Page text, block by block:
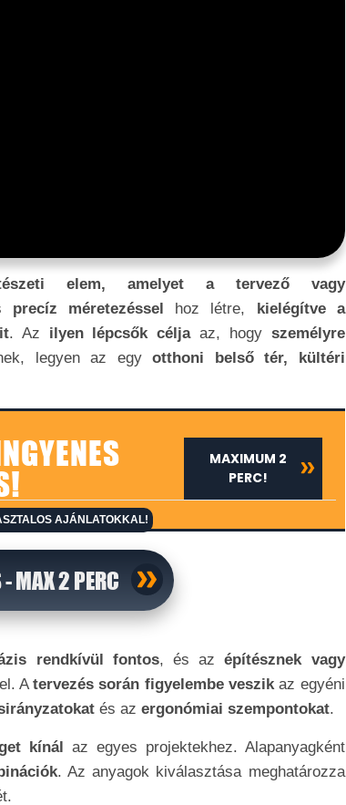
elem, amelyet a tervező vagy
precíz méretezéssel hoz létre, kielégítve a
. Az ilyen lépcsők céljaaz, hogy személyre
legyen az egyotthoni belső tér, kültéri
AJÁNLATOKKAL!
MAXIMUM 2
PERC!
- MAX 2 PERC
rendkívül fontos, és az építésznek vagy
Atervezés során figyelembe veszikaz egyéni
és az ergonómiai szempontokat.
kínál az egyes projektekhez. Alapanyagként
. Az anyagok kiválasztása meghatározza